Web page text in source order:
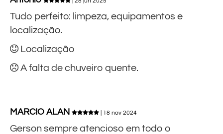
Tudo perfeito: limpeza, equipamentos e
localização.
Localização
A falta de chuveiro quente.
MARCIO ALAN | 18 nov 2024
Gerson sempre atencioso em todo o